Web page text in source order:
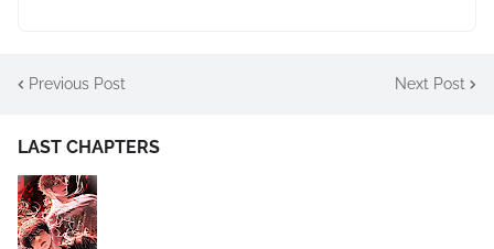
Previous Post Next Post
LAST CHAPTERS